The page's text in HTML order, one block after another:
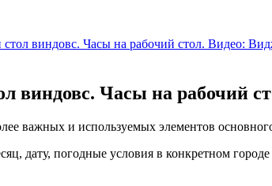
виндовс. Часы на рабочий стол. Видео:
виндовс. Часы на рабочий
важных и используемых элементов
дату, погодные условия в конкретном